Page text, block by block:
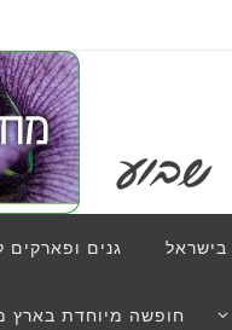
בישראל גנים ופארקים
חופשה מיוחדת בארץ